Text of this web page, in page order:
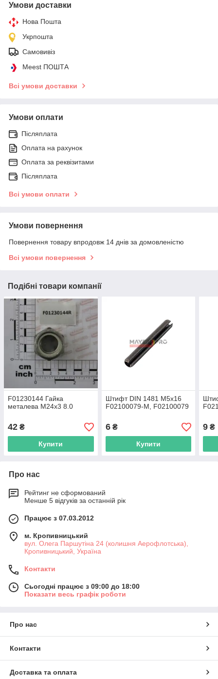
Умови доставки
Нова Пошта
Укрпошта
Самовивіз
Meest ПОШТА
Всі умови доставки
Умови оплати
Післяплата
Оплата на рахунок
Оплата за реквізитами
Післяплата
Всі умови оплати
Умови повернення
Повернення товару впродовж 14 днів за домовленістю
Всі умови повернення
Подібні товари компанії
F01230144 Гайка
металева М24х3 8.0
42 ₴
Купити
Штифт DIN 1481 M5x16
F02100079-M, F02100079
6₴
Купити
9 ₴
Про нас
Рейтинг не сформований
Менше 5 відгуків за останній рік
Працює з 07.03.2012
м. Кропивницький
вул. Олега Паршутіна 24 (колишня Аерофлотська),
Кропивницький, Україна
Контакти
Сьогодні працює з 09:00 до 18:00
Показати весь графік роботи
Про нас
Контакти
Доставка та оплата